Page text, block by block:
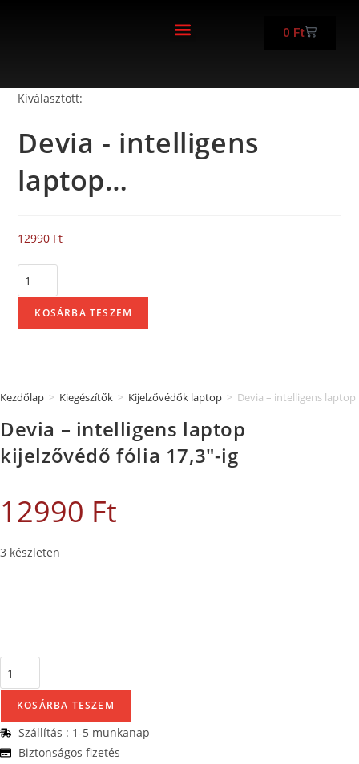
0 Ft
Kiválasztott:
Devia - intelligens
laptop…
12990 Ft
KOSÁRBA TESZEM
Kezdőlap > Kiegészítők > Kijelzővédők laptop > Devia – intelligens laptop
Devia – intelligens laptop
kijelzővédő fólia 17,3″-ig
12990 Ft
3 készleten
KOSÁRBA TESZEM
Szállítás : 1-5 munkanap
Biztonságos fizetés